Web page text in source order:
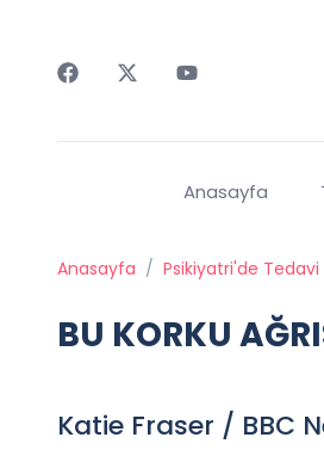
Anasayfa
Anasayfa / Psikiyatri'de
BU KORKU
Katie Fraser / BBC